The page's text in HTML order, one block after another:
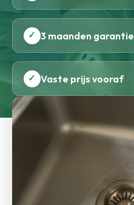
✓ 3 maanden garantie
✓ Vaste prijs vooraf